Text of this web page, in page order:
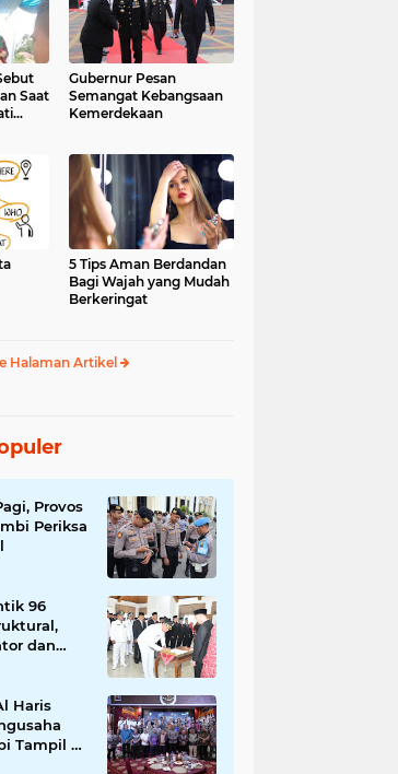
Saat
Gubernur Pesan
Semangat Kebangsaan
Kemerdekaan
5 Tips Aman Berdandan
Bagi Wajah yang Mudah
Berkeringat
Halaman Artikel
Provos
Periksa
96
dan
Lingkup
Haris
Tampil di
pada